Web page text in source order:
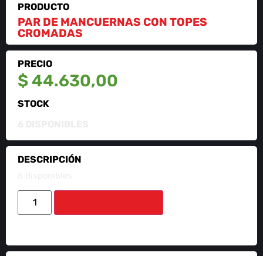
PRODUCTO
PAR DE MANCUERNAS CON TOPES
CROMADAS
PRECIO
$44.630,00
STOCK
DESCRIPCIÓN